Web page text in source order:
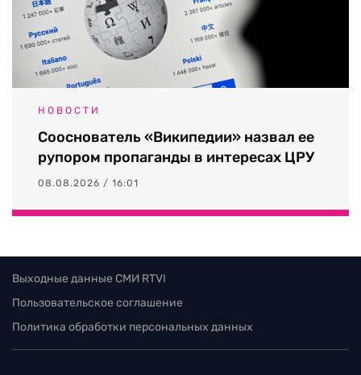
НОВОСТИ
Сооснователь «Википедии» назвал ее
рупором пропаганды в интересах ЦРУ
08.08.2026 / 16:01
Выходные данные СМИ RTVI
Пользовательское соглашение
Политика обработки персональных данных